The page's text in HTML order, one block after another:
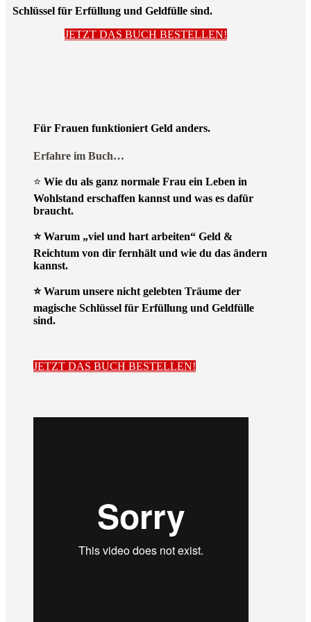
Schlüssel für Erfüllung und Geldfülle sind.
JETZT DAS BUCH BESTELLEN!
Für Frauen funktioniert Geld anders.
Erfahre im Buch…
⭐ Wie du als ganz normale Frau ein Leben in
Wohlstand erschaffen kannst und was es dafür
braucht.
⭐ Warum „viel und hart arbeiten“ Geld &
Reichtum von dir fernhält und wie du das ändern
kannst.
⭐ Warum unsere nicht gelebten Träume der
magische Schlüssel für Erfüllung und Geldfülle
sind.
JETZT DAS BUCH BESTELLEN!